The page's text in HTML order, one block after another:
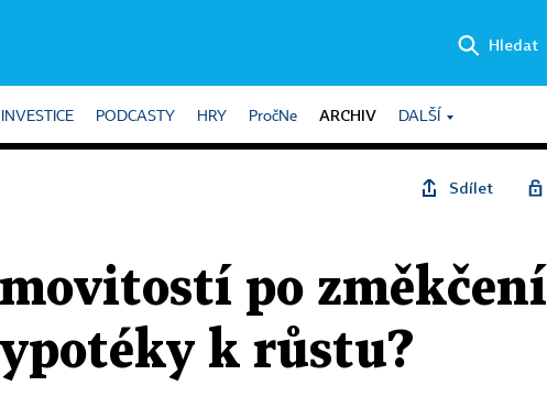
Hledat
INVESTICE PODCASTY HRY PročNe ARCHIV DALŠÍ
Sdílet
po změkčení
k růstu?